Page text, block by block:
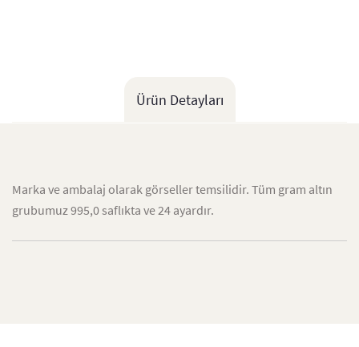
Ürün Detayları
Marka ve ambalaj olarak görseller temsilidir. Tüm gram altın
grubumuz 995,0 saflıkta ve 24 ayardır.